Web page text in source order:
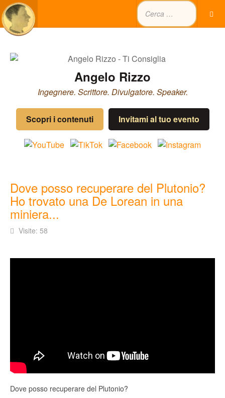
Angelo Rizzo
Ingegnere. Scrittore. Divulgatore. Speaker.
Scopri i contenuti Invitami al tuo evento
Dove posso recuperare del Plutonio?
Ho trovato una De Lorean in una
miniera...
Visite: 58
Dove posso recuperare del Plutonio?